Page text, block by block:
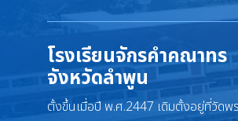
โรงเรียนจักรคำคณาทร
จังหวัดลำพูน
ตั้งขึ้นเมื่อปี พ.ศ.2447 เดิมตั้งอยู่ที่วัดพ